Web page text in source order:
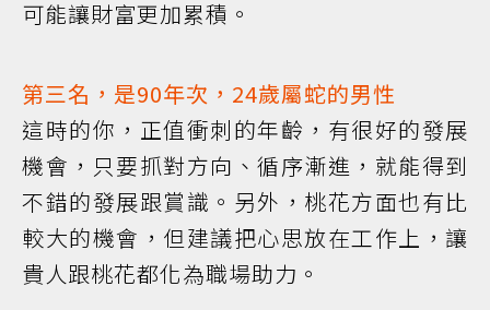
可能讓財富更加累積。
第三名，是90年次，24歲屬蛇的男性
這時的你，正值衝刺的年齡，有很好的發展
機會，只要抓對方向、循序漸進，就能得到
不錯的發展跟賞識。另外，桃花方面也有比
較大的機會，但建議把心思放在工作上，讓
貴人跟桃花都化為職場助力。